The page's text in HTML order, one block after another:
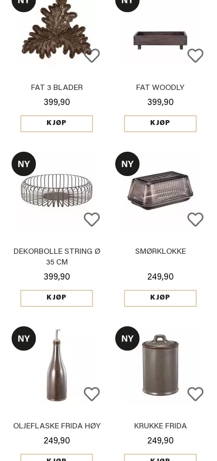
FAT 3 BLADER
399,90
KJØP
FAT WOODLY
399,90
KJØP
DEKORBOLLE STRING Ø
35 CM
399,90
KJØP
SMØRKLOKKE
249,90
KJØP
OLJEFLASKE FRIDA HØY
249,90
KRUKKE FRIDA
249,90